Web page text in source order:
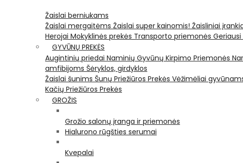
Žaislai berniukams
Žaislai mergaitėms Žaislai super kainomis! Žaisliniai
Herojai Mokyklinės prekės Transporto priemonės
GYVŪNŲ PREKĖS
Augintinių priedai Naminių Gyvūnų Kirpimo Priemonės
amfibijoms Šėryklos, girdyklos
Žaislai šunims Šunų Priežiūros Prekės Vėžimėliai
Kačių Priežiūros Prekės
GROŽIS
Grožio salonų įranga ir priemonės
Hialurono rūgšties serumai
Kvepalai